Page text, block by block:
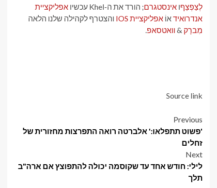
לְצַפְצֵףו אינסטגרם; הורד את ה-Khel עכשיו
אפליקציית
אנדרואידאוֹ אפליקציית IOS
והצטרף לקהילה שלנו הלאה
מִברָק & וואטסאפ.
Source link
Post
navigation
Previous
'פשוט תתפלאו:' אלברטה רואה התפרצות מחזורית של
זחלים
Next
לילי: חודש אחד עד שקוסמה יכולה להתפוצץ אם ארה"ב
תלך